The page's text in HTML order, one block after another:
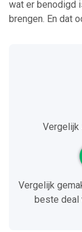
wat er benodigd
brengen. En dat
Vergelijk
Vergelijk
beste deal